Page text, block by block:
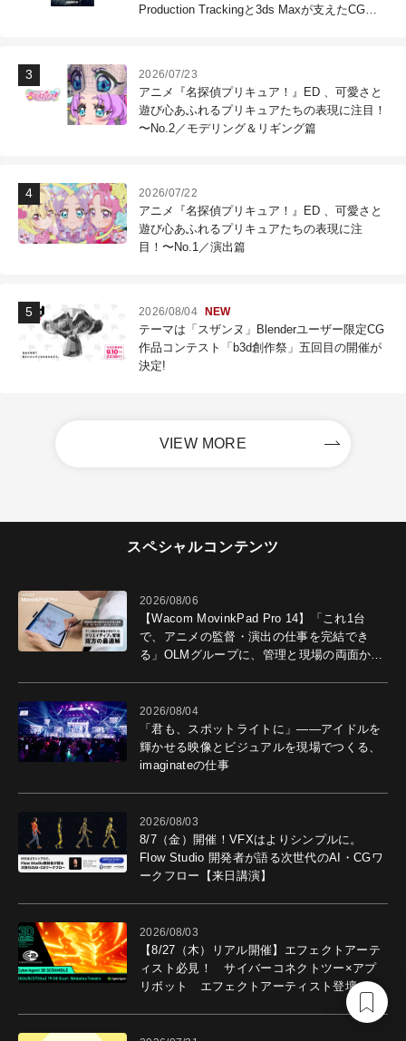
Production Trackingと3ds Maxが支えたCG制
2026/07/23
アニメ『名探偵プリキュア！』ED 、可愛さと
遊び心あふれるプリキュアたちの表現に注目！
〜No.2／モデリング＆リギング篇
2026/07/22
アニメ『名探偵プリキュア！』ED 、可愛さと
遊び心あふれるプリキュアたちの表現に注
目！〜No.1／演出篇
2026/08/04 NEW
テーマは「スザンヌ」Blenderユーザー限定CG
作品コンテスト「b3d創作祭」五回目の開催が
決定!
VIEW MORE
スペシャルコンテンツ
2026/08/06
【Wacom MovinkPad Pro 14】「これ1台
で、アニメの監督・演出の仕事を完結でき
る」OLMグループに、管理と現場の両面から
2026/08/04
「君も、スポットライトに」――アイドルを
輝かせる映像とビジュアルを現場でつくる、
imaginateの仕事
2026/08/03
8/7（金）開催！VFXはよりシンプルに。
Flow Studio 開発者が語る次世代のAI・CGワ
ークフロー【来日講演】
2026/08/03
【8/27（木）リアル開催】エフェクトアーテ
ィスト必見！ サイバーコネクトツー×アプ
リボット エフェクトアーティスト登壇イベ